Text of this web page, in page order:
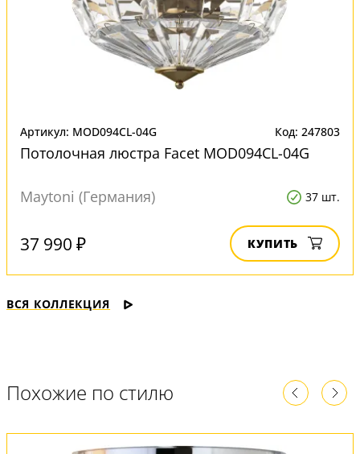
Артикул: MOD094CL-04G Код: 247803
Потолочная люстра Facet MOD094CL-04G
Maytoni (Германия) 37 шт.
37 990 ₽ КУПИТЬ
ВСЯ КОЛЛЕКЦИЯ
Похожие по стилю